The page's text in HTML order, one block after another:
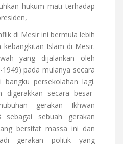
hukum mati terhadap
di Mesir ini bermula lebih
Islam di Mesir.
yang dijalankan oleh
pada mulanya secara
persekolahan lagi.
digerakkan secara besar-
gerakan Ikhwan
sebagai sebuah gerakan
bersifat massa ini dan
gerakan politik yang